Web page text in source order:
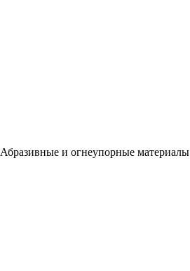
Абразивные и огнеупорные материалы